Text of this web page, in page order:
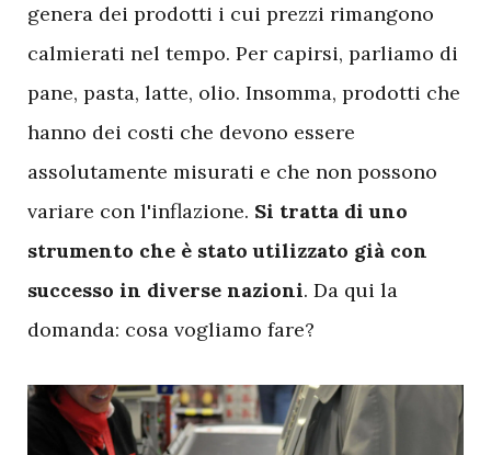
genera dei prodotti i cui prezzi rimangono
calmierati nel tempo. Per capirsi, parliamo di
pane, pasta, latte, olio. Insomma, prodotti che
hanno dei costi che devono essere
assolutamente misurati e che non possono
variare con l'inflazione. Si tratta di uno
strumento che è stato utilizzato già con
successo in diverse nazioni. Da qui la
domanda: cosa vogliamo fare?